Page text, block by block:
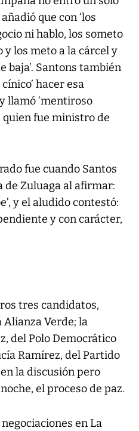
que con ‘los
ni hablo, los someto
y los meto a la cárcel y
baja’. Santons también
hacer esa
llamó ‘mentiroso
quien fue ministro de
fue cuando Santos
de Zuluaga al afirmar:
y el aludido contestó:
y con carácter,
tres candidatos,
Alianza Verde; la
del Polo Democrático
Ramírez, del Partido
la discusión pero
el proceso de paz.
en La